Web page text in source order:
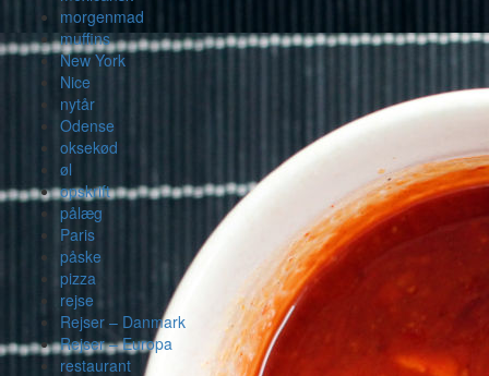
morgenmad
muffins
New York
Nice
nytår
Odense
oksekød
øl
opskrift
pålæg
Paris
påske
pizza
rejse
Rejser – Danmark
Rejser – Europa
restaurant